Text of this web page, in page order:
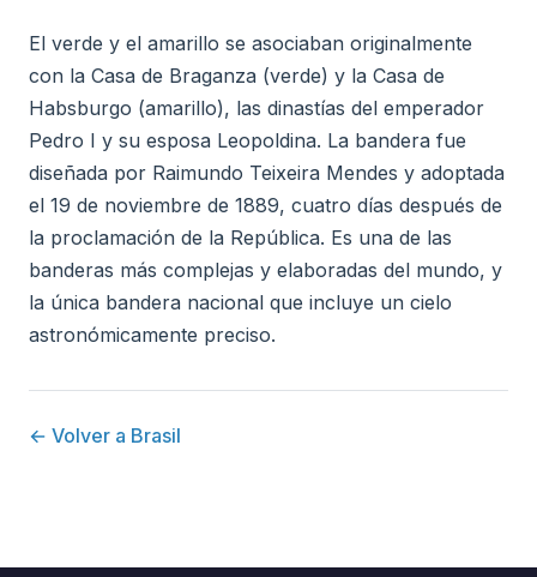
El verde y el amarillo se asociaban originalmente
con la Casa de Braganza (verde) y la Casa de
Habsburgo (amarillo), las dinastías del emperador
Pedro I y su esposa Leopoldina. La bandera fue
diseñada por Raimundo Teixeira Mendes y adoptada
el 19 de noviembre de 1889, cuatro días después de
la proclamación de la República. Es una de las
banderas más complejas y elaboradas del mundo, y
la única bandera nacional que incluye un cielo
astronómicamente preciso.
← Volver a Brasil